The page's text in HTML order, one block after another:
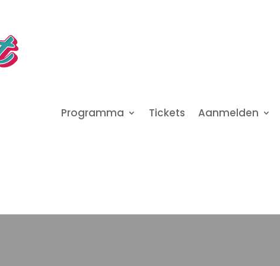
Programma Tickets Aanmelden